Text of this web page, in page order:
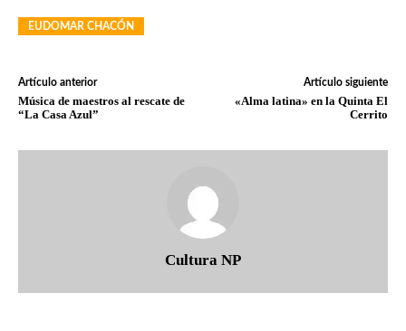
EUDOMAR CHACÓN
Artículo anterior
Música de maestros al rescate de
“La Casa Azul”
Artículo siguiente
«Alma latina» en la Quinta El
Cerrito
Cultura NP